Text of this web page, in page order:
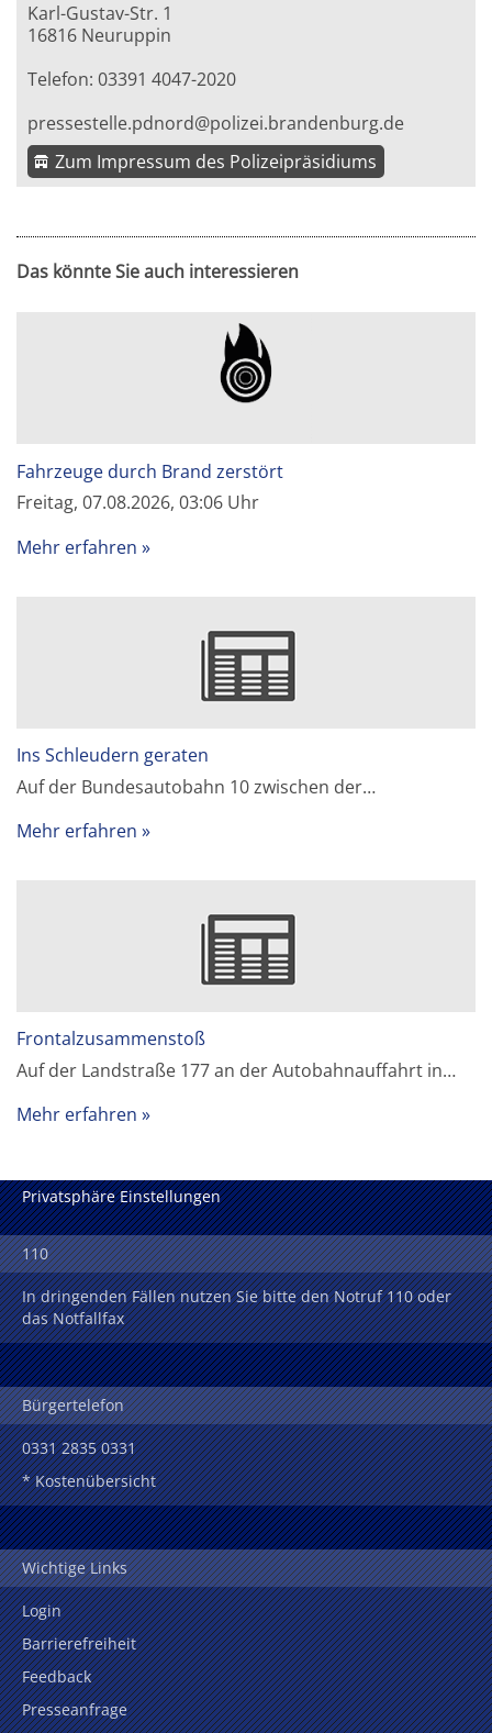
Karl-Gustav-Str. 1
16816 Neuruppin
Telefon: 03391 4047-2020
pressestelle.pdnord@polizei.brandenburg.de
Zum Impressum des Polizeipräsidiums
Das könnte Sie auch interessieren
Fahrzeuge durch Brand zerstört
Freitag, 07.08.2026, 03:06 Uhr
Mehr erfahren
Ins Schleudern geraten
Auf der Bundesautobahn 10 zwischen der…
Mehr erfahren
Frontalzusammenstoß
Auf der Landstraße 177 an der Autobahnauffahrt in…
Mehr erfahren
Privatsphäre Einstellungen
110
In dringenden Fällen nutzen Sie bitte den Notruf 110 oder
das Notfallfax
Bürgertelefon
0331 2835 0331
* Kostenübersicht
Wichtige Links
Login
Barrierefreiheit
Feedback
Presseanfrage